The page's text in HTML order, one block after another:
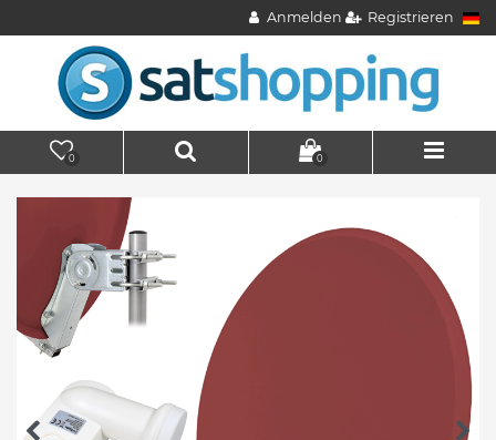
Anmelden Registrieren
0 0